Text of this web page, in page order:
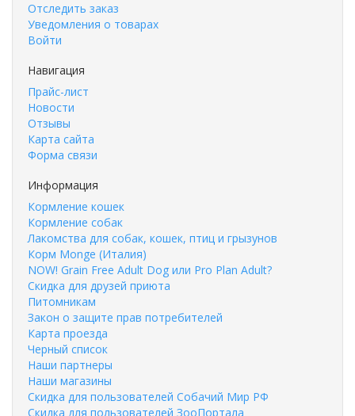
Отследить заказ
Уведомления о товарах
Войти
Навигация
Прайс-лист
Новости
Отзывы
Карта сайта
Форма связи
Информация
Кормление кошек
Кормление собак
Лакомства для собак, кошек, птиц и грызунов
Корм Monge (Италия)
NOW! Grain Free Adult Dog или Pro Plan Adult?
Скидка для друзей приюта
Питомникам
Закон о защите прав потребителей
Карта проезда
Черный список
Наши партнеры
Наши магазины
Скидка для пользователей Собачий Мир РФ
Скидка для пользователей ЗооПортала